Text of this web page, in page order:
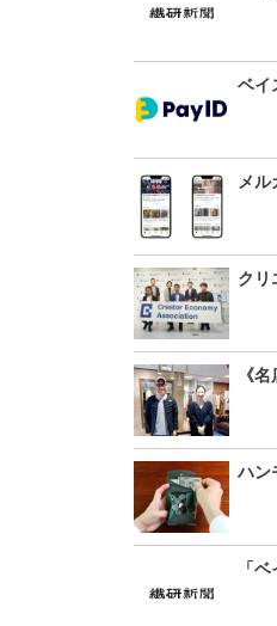
ベイ
メル
クリ
《
ハン
「